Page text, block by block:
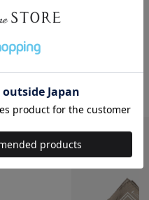
レイクス 長財布
税込
長財布